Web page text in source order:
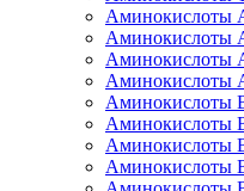
Аминокислоты
Аминокислоты
Аминокислоты
Аминокислоты
Аминокислоты
Аминокислоты
Аминокислоты
Аминокислоты